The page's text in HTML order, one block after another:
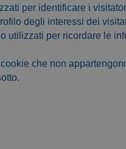
per identificare i
degli interessi dei
utilizzati per ricordare le
che non